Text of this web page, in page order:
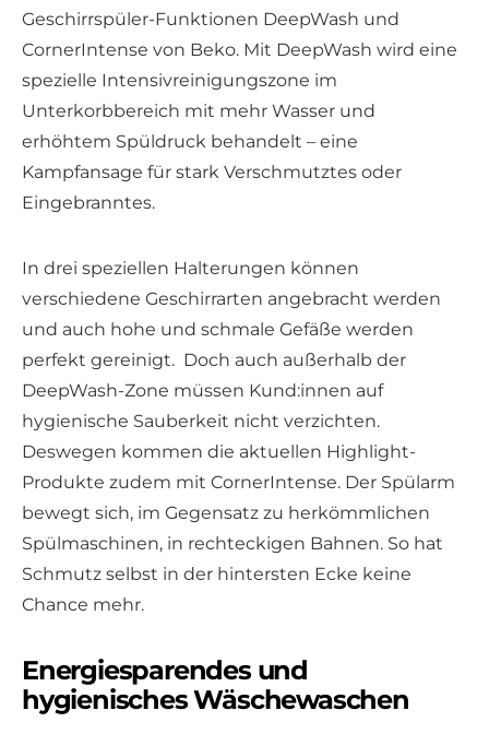
Geschirrspüler-Funktionen DeepWash und
CornerIntense von Beko. Mit DeepWash wird eine
spezielle Intensivreinigungszone im
Unterkorbbereich mit mehr Wasser und
erhöhtem Spüldruck behandelt – eine
Kampfansage für stark Verschmutztes oder
Eingebranntes.
In drei speziellen Halterungen können
verschiedene Geschirrarten angebracht werden
und auch hohe und schmale Gefäße werden
perfekt gereinigt. Doch auch außerhalb der
DeepWash-Zone müssen Kund:innen auf
hygienische Sauberkeit nicht verzichten.
Deswegen kommen die aktuellen Highlight-
Produkte zudem mit CornerIntense. Der Spülarm
bewegt sich, im Gegensatz zu herkömmlichen
Spülmaschinen, in rechteckigen Bahnen. So hat
Schmutz selbst in der hintersten Ecke keine
Chance mehr.
Energiesparendes und
hygienisches Wäschewaschen